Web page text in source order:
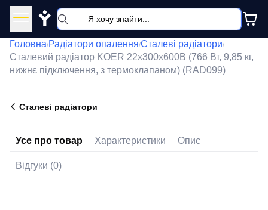
Y
Головна/Радіатори опалення/Сталеві радіатори/
Сталевий радіатор KOER 22x300x600B (766 Вт, 9,85 кг,
нижнє підключення, з термоклапаном) (RAD099)
Сталеві радіатори
Усе про товар Характеристики Опис
Відгуки (0)